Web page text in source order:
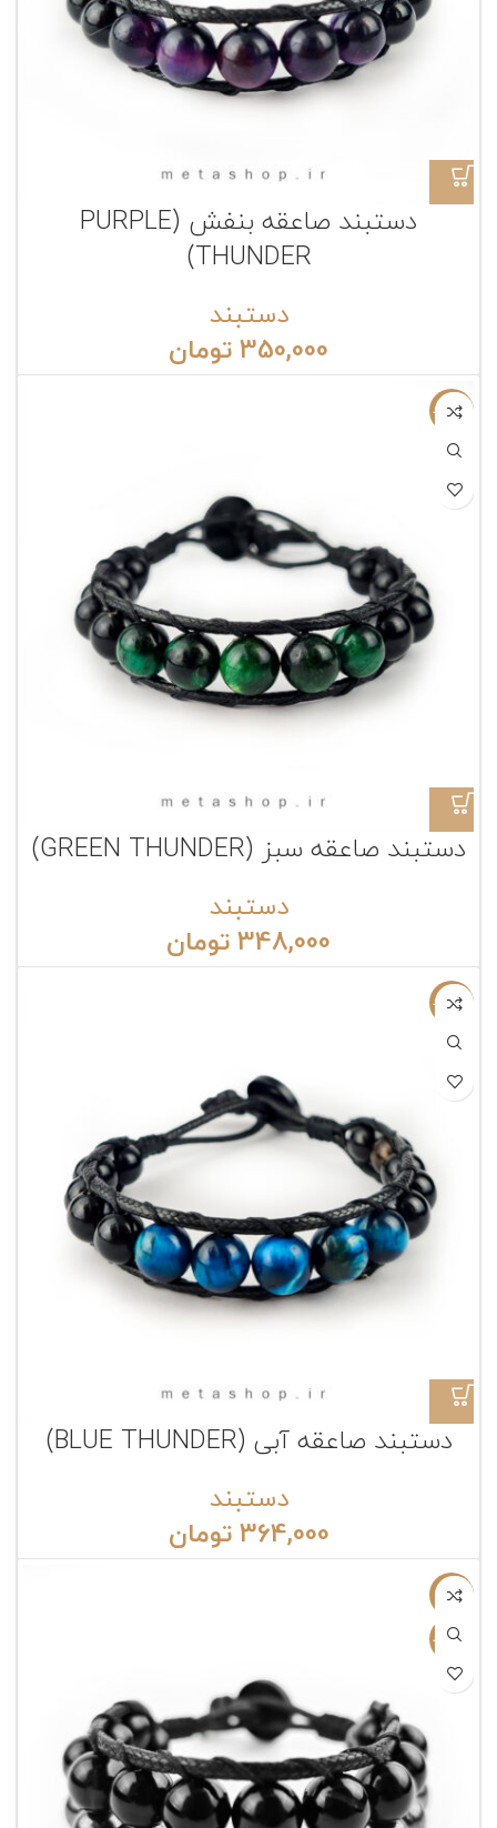
دستبند صاعقه بنفش (PURPLE
THUNDER)
دستبند
350,000 تومان
ناموجود
دستبند صاعقه سبز (GREEN THUNDER)
دستبند
348,000 تومان
ناموجود
دستبند صاعقه آبی (BLUE THUNDER)
دستبند
364,000 تومان
-12%
ناموجود